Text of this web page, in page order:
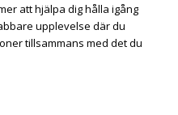
att hjälpa dig hålla igång
upplevelse där du
tillsammans med det du